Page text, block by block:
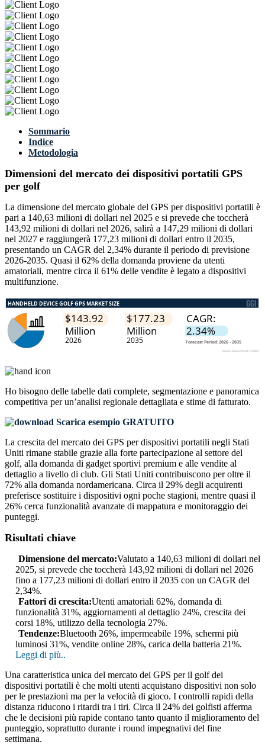
Sommario
Indice
Metodologia
Dimensioni del mercato dei dispositivi portatili GPS
per golf
La dimensione del mercato globale del GPS per dispositivi portatili è
pari a 140,63 milioni di dollari nel 2025 e si prevede che toccherà
143,92 milioni di dollari nel 2026, salirà a 147,29 milioni di dollari
nel 2027 e raggiungerà 177,23 milioni di dollari entro il 2035,
presentando un CAGR del 2,34% durante il periodo di previsione
2026-2035. Quasi il 62% della domanda proviene da utenti
amatoriali, mentre circa il 61% delle vendite è legato a dispositivi
multifunzione.
Ho bisogno delle tabelle dati complete, segmentazione e panoramica
competitiva per un’analisi regionale dettagliata e stime di fatturato.
Scarica esempio GRATUITO
La crescita del mercato dei GPS per dispositivi portatili negli Stati
Uniti rimane stabile grazie alla forte partecipazione al settore del
golf, alla domanda di gadget sportivi premium e alle vendite al
dettaglio a livello di club. Gli Stati Uniti contribuiscono per oltre il
72% alla domanda nordamericana. Circa il 29% degli acquirenti
preferisce sostituire i dispositivi ogni poche stagioni, mentre quasi il
26% cerca funzionalità avanzate di mappatura e monitoraggio dei
punteggi.
Risultati chiave
Dimensione del mercato:Valutato a 140,63 milioni di dollari nel
2025, si prevede che toccherà 143,92 milioni di dollari nel 2026
fino a 177,23 milioni di dollari entro il 2035 con un CAGR del
2,34%.
Fattori di crescita:Utenti amatoriali 62%, domanda di
funzionalità 31%, aggiornamenti al dettaglio 24%, crescita dei
corsi 18%, utilizzo della tecnologia 27%.
Tendenze:Bluetooth 26%, impermeabile 19%, schermi più
luminosi 31%, vendite online 28%, carica della batteria 21%.
Leggi di più..
Una caratteristica unica del mercato dei GPS per il golf dei
dispositivi portatili è che molti utenti acquistano dispositivi non solo
per le prestazioni ma per la velocità di gioco. I controlli rapidi della
distanza riducono i ritardi tra i tiri. Circa il 24% dei golfisti afferma
che le decisioni più rapide contano tanto quanto il miglioramento del
punteggio, soprattutto durante i round impegnativi del fine
settimana.